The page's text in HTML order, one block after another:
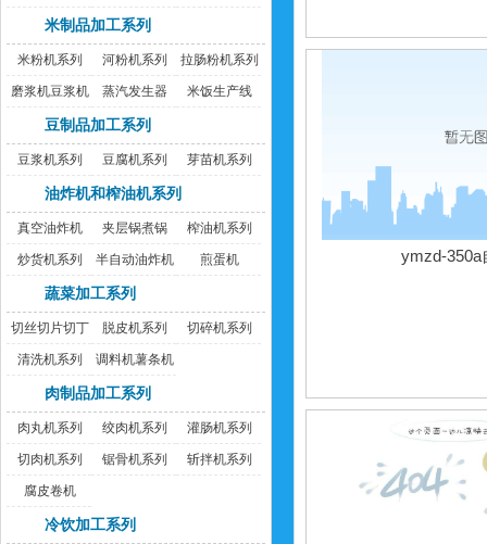
米制品加工系列
米粉机系列 河粉机系列 拉肠粉机系列
磨浆机豆浆机 蒸汽发生器 米饭生产线
豆制品加工系列
豆浆机系列 豆腐机系列 芽苗机系列
油炸机和榨油机系列
真空油炸机 夹层锅煮锅 榨油机系列
炒货机系列 半自动油炸机 煎蛋机
蔬菜加工系列
切丝切片切丁
机
脱皮机系列 切碎机系列
清洗机系列 调料机薯条机
肉制品加工系列
肉丸机系列 绞肉机系列 灌肠机系列
切肉机系列 锯骨机系列 斩拌机系列
腐皮卷机
冷饮加工系列
ymzd-350a